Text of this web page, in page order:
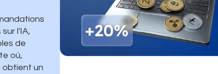
l'IA,
de
où,
obtient un